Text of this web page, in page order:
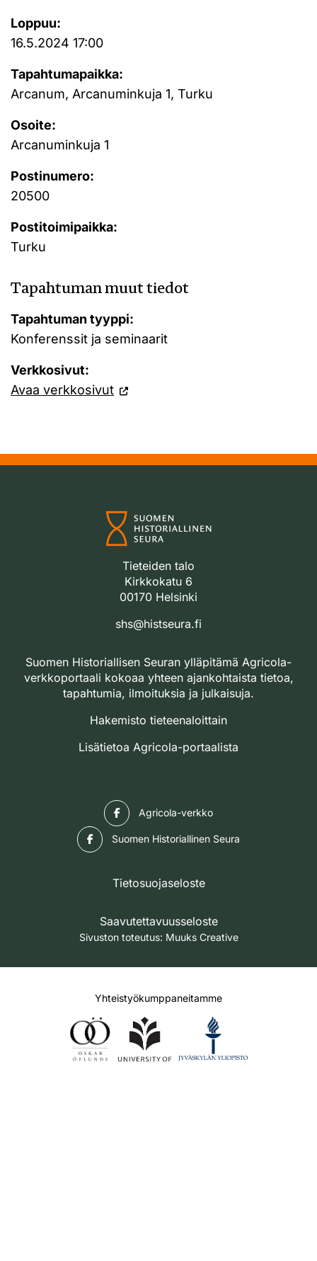
Loppuu:
16.5.2024 17:00
Tapahtumapaikka:
Arcanum, Arcanuminkuja 1, Turku
Osoite:
Arcanuminkuja 1
Postinumero:
20500
Postitoimipaikka:
Turku
Tapahtuman muut tiedot
Tapahtuman tyyppi:
Konferenssit ja seminaarit
Verkkosivut:
Avaa verkkosivut
Tieteiden talo
Kirkkokatu 6
00170 Helsinki
shs@histseura.fi
Suomen Historiallisen Seuran ylläpitämä Agricola-
verkkoportaali kokoaa yhteen ajankohtaista tietoa,
tapahtumia, ilmoituksia ja julkaisuja.
Hakemisto tieteenaloittain
Lisätietoa Agricola-portaalista
Agricola-verkko
Suomen Historiallinen Seura
Tietosuojaseloste
Saavutettavuusseloste
Sivuston toteutus: Muuks Creative
Yhteistyökumppaneitamme